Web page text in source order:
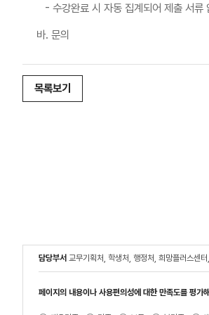
- 수강완료 시 자동 집계되어 제출 서류
바. 문의
목록보기
담당부서 교무기획처, 학생처, 행정처, 희망플러스센
페이지의 내용이나 사용편의성에 대한 만족도를 평가